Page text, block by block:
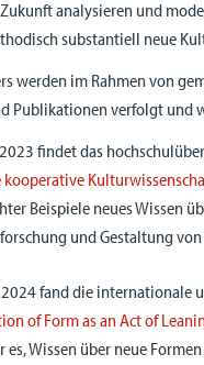
analysieren und
substantiell neue
werden im Rahmen von
Publikationen verfolgt und
findet das
kooperative
Beispiele neues Wissen
und Gestaltung
2024 fand die internationale
of Form as an Act of
es, Wissen über neue